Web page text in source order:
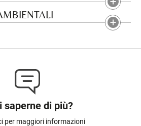
saperne di più?
per maggiori informazioni